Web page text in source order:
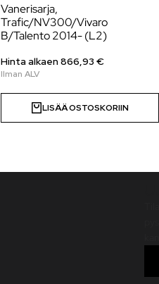
Vanerisarja,
Trafic/NV300/Vivaro
B/Talento 2014- (L2)
Hinta alkaen866,93€
LISÄÄ OSTOSKORIIN